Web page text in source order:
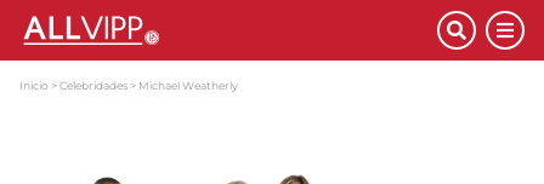
Inicio Celebridades Michael Weatherly